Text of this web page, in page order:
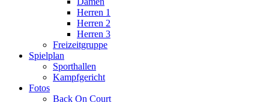
Herren 1
Herren 2
Herren 3
Freizeitgruppe
Spielplan
Sporthallen
Kampfgericht
Fotos
Back On Court